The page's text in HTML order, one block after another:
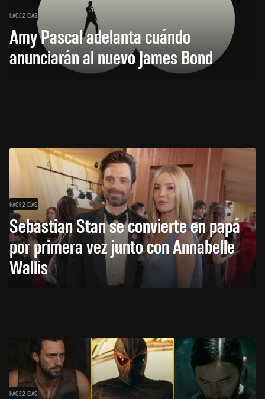
HACE 2 DÍAS
Amy Pascal adelanta cuándo
anunciarán al nuevo James Bond
HACE 2 DÍAS
Sebastian Stan se convierte en papá
por primera vez junto con Annabelle
Wallis
HACE 2 DÍAS